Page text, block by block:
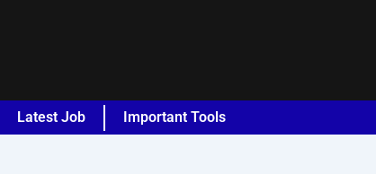
Latest Job Important Tools